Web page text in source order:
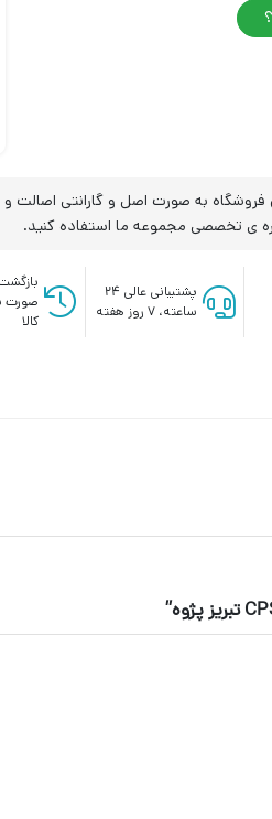
به صورت اصل و گارانتی اصالت
ی تخصصی مجموعه ما استفاده کنید.
پشتیبانی عالی ۲۴
ساعته، ۷ روز هفته
صورت
کالا